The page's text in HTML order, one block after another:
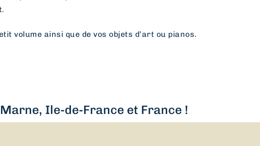
volume ainsi que de vos objets d’art ou pianos.
Ile-de-France et France !